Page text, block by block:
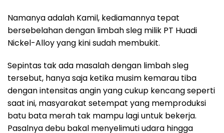
Namanya adalah Kamil, kediamannya tepat
bersebelahan dengan limbah sleg milik PT Huadi
Nickel-Alloy yang kini sudah membukit.
Sepintas tak ada masalah dengan limbah sleg
tersebut, hanya saja ketika musim kemarau tiba
dengan intensitas angin yang cukup kencang seperti
saat ini, masyarakat setempat yang memproduksi
batu bata merah tak mampu lagi untuk bekerja.
Pasalnya debu bakal menyelimuti udara hingga